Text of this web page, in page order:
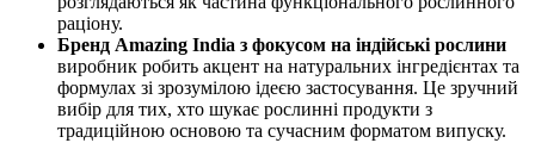
раціону.
Бренд Amazing India з фокусом на індійські рослини
виробник робить акцент на натуральних інгредієнтах та
формулах зі зрозумілою ідеєю застосування. Це зручний
вибір для тих, хто шукає рослинні продукти з
традиційною основою та сучасним форматом випуску.